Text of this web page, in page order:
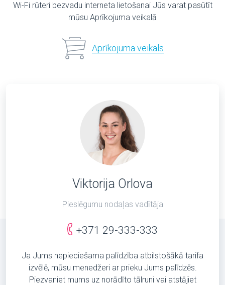
Wi-Fi rūteri bezvadu interneta lietošanai Jūs varat pasūtīt
mūsu Aprīkojuma veikalā
Aprīkojuma veikals
Viktorija Orlova
Pieslēgumu nodaļas vadītāja
+371 29-333-333
Ja Jums nepieciešama palīdzība atbilstošākā tarifa
izvēlē, mūsu menedžeri ar prieku Jums palīdzēs.
Piezvaniet mums uz norādīto tālruni vai atstājiet